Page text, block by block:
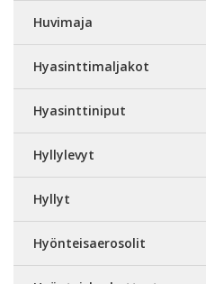
Huvimaja
Hyasinttimaljakot
Hyasinttiniput
Hyllylevyt
Hyllyt
Hyönteisaerosolit